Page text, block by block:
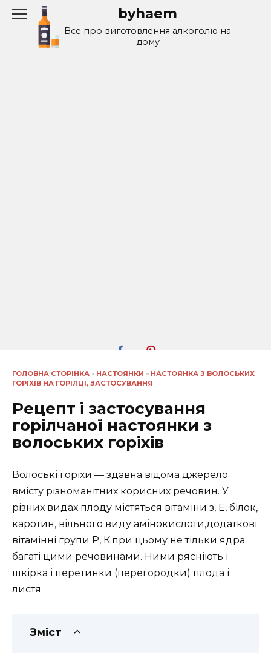
Перейти
содержанию
byhaem
Все про виготовлення алкоголю на
дому
ГОЛОВНА СТОРІНКА » НАСТОЯНКИ » НАСТОЯНКА З ВОЛОСЬКИХ
ГОРІХІВ НА ГОРІЛЦІ, ЗАСТОСУВАННЯ
Рецепт і застосування
горілчаної настоянки з
волоських горіхів
Волоські горіхи — здавна відома джерело
вмісту різноманітних корисних речовин. У
різних видах плоду містяться вітаміни з, Е, білок,
каротин, вільного виду амінокислоти,додаткові
вітамінні групи Р, К.при цьому не тільки ядра
багаті цими речовинами. Ними рясніють і
шкірка і перетинки (перегородки) плода і
листя.
Зміст